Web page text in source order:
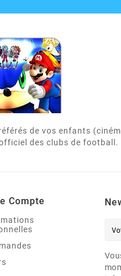
de vos enfants
des clubs de football.
Compte